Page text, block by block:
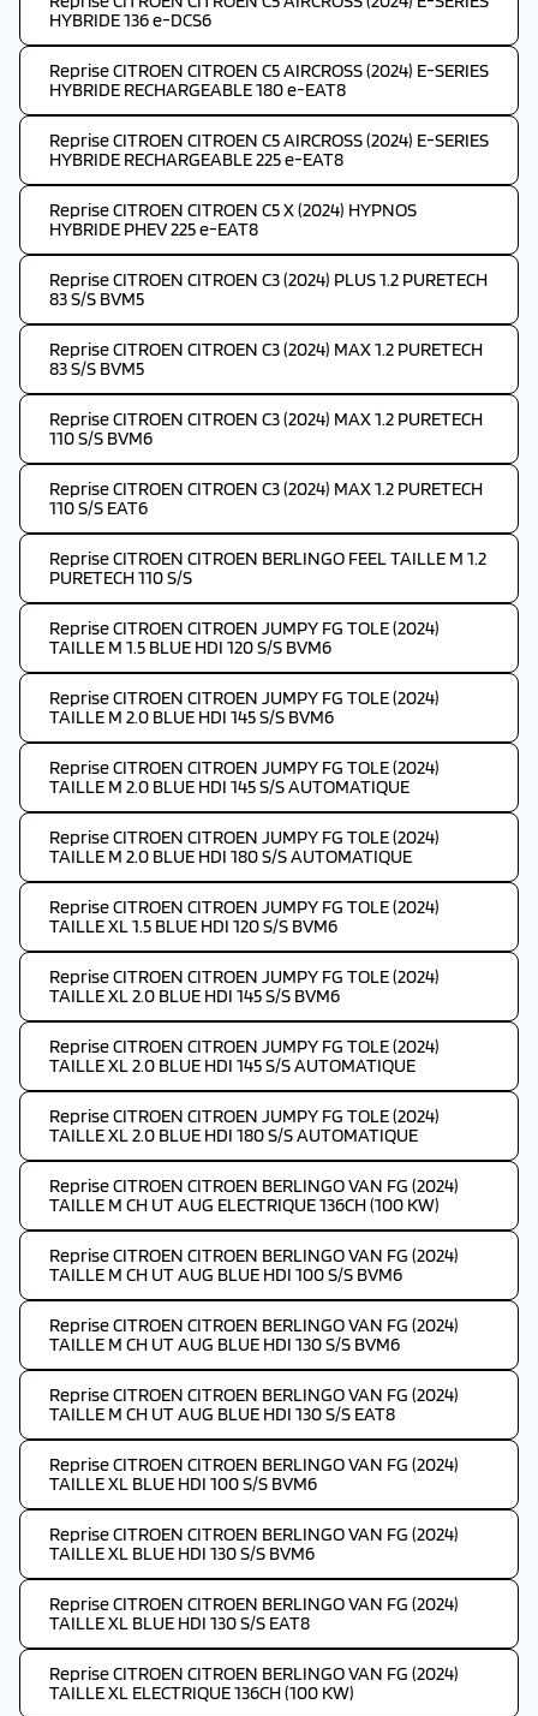
HYBRIDE 136 e-DCS6
Reprise CITROEN CITROEN C5 AIRCROSS (2024) E-SERIES
HYBRIDE RECHARGEABLE 180 e-EAT8
Reprise CITROEN CITROEN C5 AIRCROSS (2024) E-SERIES
HYBRIDE RECHARGEABLE 225 e-EAT8
Reprise CITROEN CITROEN C5 X (2024) HYPNOS
HYBRIDE PHEV 225 e-EAT8
Reprise CITROEN CITROEN C3 (2024) PLUS 1.2 PURETECH
83 S/S BVM5
Reprise CITROEN CITROEN C3 (2024) MAX 1.2 PURETECH
83 S/S BVM5
Reprise CITROEN CITROEN C3 (2024) MAX 1.2 PURETECH
110 S/S BVM6
Reprise CITROEN CITROEN C3 (2024) MAX 1.2 PURETECH
110 S/S EAT6
Reprise CITROEN CITROEN BERLINGO FEEL TAILLE M 1.2
PURETECH 110 S/S
Reprise CITROEN CITROEN JUMPY FG TOLE (2024)
TAILLE M 1.5 BLUE HDI 120 S/S BVM6
Reprise CITROEN CITROEN JUMPY FG TOLE (2024)
TAILLE M 2.0 BLUE HDI 145 S/S BVM6
Reprise CITROEN CITROEN JUMPY FG TOLE (2024)
TAILLE M 2.0 BLUE HDI 145 S/S AUTOMATIQUE
Reprise CITROEN CITROEN JUMPY FG TOLE (2024)
TAILLE M 2.0 BLUE HDI 180 S/S AUTOMATIQUE
Reprise CITROEN CITROEN JUMPY FG TOLE (2024)
TAILLE XL 1.5 BLUE HDI 120 S/S BVM6
Reprise CITROEN CITROEN JUMPY FG TOLE (2024)
TAILLE XL 2.0 BLUE HDI 145 S/S BVM6
Reprise CITROEN CITROEN JUMPY FG TOLE (2024)
TAILLE XL 2.0 BLUE HDI 145 S/S AUTOMATIQUE
Reprise CITROEN CITROEN JUMPY FG TOLE (2024)
TAILLE XL 2.0 BLUE HDI 180 S/S AUTOMATIQUE
Reprise CITROEN CITROEN BERLINGO VAN FG (2024)
TAILLE M CH UT AUG ELECTRIQUE 136CH (100 KW)
Reprise CITROEN CITROEN BERLINGO VAN FG (2024)
TAILLE M CH UT AUG BLUE HDI 100 S/S BVM6
Reprise CITROEN CITROEN BERLINGO VAN FG (2024)
TAILLE M CH UT AUG BLUE HDI 130 S/S BVM6
Reprise CITROEN CITROEN BERLINGO VAN FG (2024)
TAILLE M CH UT AUG BLUE HDI 130 S/S EAT8
Reprise CITROEN CITROEN BERLINGO VAN FG (2024)
TAILLE XL BLUE HDI 100 S/S BVM6
Reprise CITROEN CITROEN BERLINGO VAN FG (2024)
TAILLE XL BLUE HDI 130 S/S BVM6
Reprise CITROEN CITROEN BERLINGO VAN FG (2024)
TAILLE XL BLUE HDI 130 S/S EAT8
Reprise CITROEN CITROEN BERLINGO VAN FG (2024)
TAILLE XL ELECTRIQUE 136CH (100 KW)